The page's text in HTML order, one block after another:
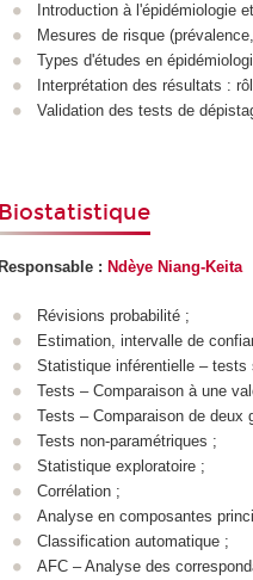
Introduction à l'épidémiologie
Mesures de risque
Types d'études en
Interprétation des résultats :
Validation des tests de
Biostatistique
Responsable : Ndèye Niang-Keita
Révisions probabilité ;
Estimation, intervalle de
Statistique inférentielle – tests
Tests – Comparaison à une
Tests – Comparaison de deux
Tests non-paramétriques ;
Statistique exploratoire ;
Corrélation ;
Analyse en composantes
Classification automatique ;
AFC – Analyse des